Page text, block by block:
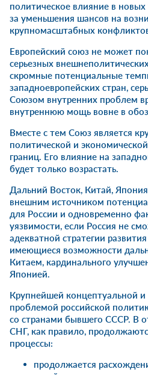
политическое влияние в
за уменьшения шансов на
крупномасштабных
Европейский союз не может
серьезных
скромные потенциальные
западноевропейских стран,
Союзом внутренних проблем
внутреннюю мощь вовне в
Вместе с тем Союз является
политической и
границ. Его влияние на
будет только возрастать.
Дальний Восток, Китай,
внешним источником
для России и одновременно
уязвимости, если Россия не
адекватной стратегии
имеющиеся возможности
Китаем, кардинального
Японией.
Крупнейшей концептуальной и
проблемой российской
со странами бывшего СССР. В
СНГ, как правило,
процессы:
продолжается